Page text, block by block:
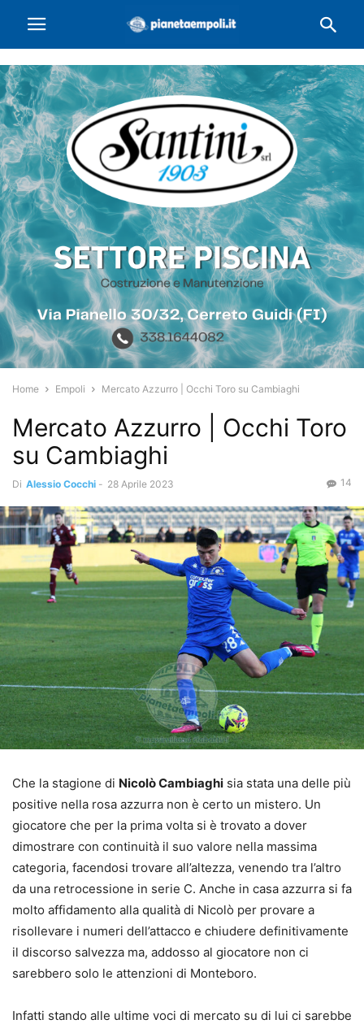
Home Empoli Mercato Azzurro | Occhi Toro su Cambiaghi
Mercato Azzurro | Occhi Toro
su Cambiaghi
Di Alessio Cocchi - 28 Aprile 2023 14
Che la stagione di Nicolò Cambiaghi sia stata una delle più
positive nella rosa azzurra non è certo un mistero. Un
giocatore che per la prima volta si è trovato a dover
dimostrare con continuità il suo valore nella massima
categoria, facendosi trovare all’altezza, venendo tra l’altro
da una retrocessione in serie C. Anche in casa azzurra si fa
molto affidamento alla qualità di Nicolò per provare a
risollevare i numeri dell’attacco e chiudere definitivamente
il discorso salvezza ma, addosso al giocatore non ci
sarebbero solo le attenzioni di Monteboro.
Infatti stando alle ultime voci di mercato su di lui ci sarebbe